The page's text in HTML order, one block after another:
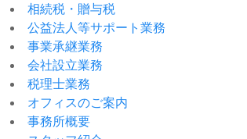
相続税・贈与税
公益法人等サポート業務
事業承継業務
会社設立業務
税理士業務
オフィスのご案内
事務所概要